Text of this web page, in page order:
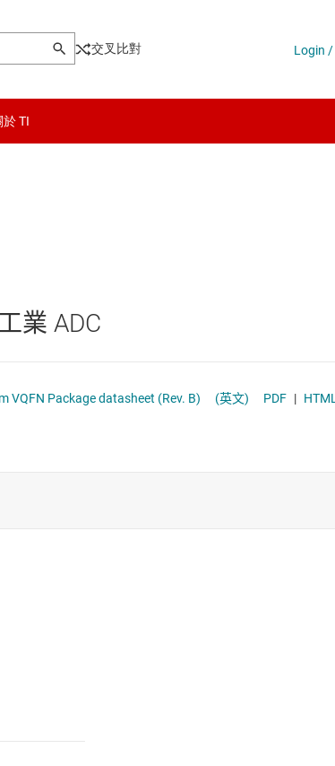
交叉比對
於 TI
業 ADC
24-Bit ADC with PGA in 5-mm × 5-mm VQFN Package datasheet (Rev. B) (英文) PDF |